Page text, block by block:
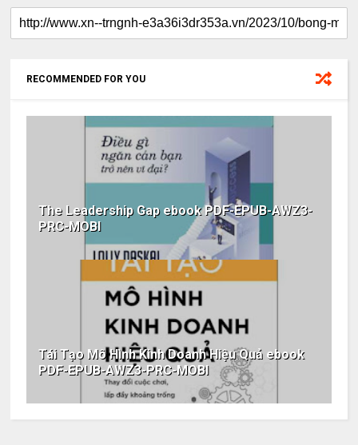
RECOMMENDED FOR YOU
The Leadership Gap ebook PDF-EPUB-AWZ3-
PRC-MOBI
Tái Tạo Mô Hình Kinh Doanh Hiệu Quả ebook
PDF-EPUB-AWZ3-PRC-MOBI